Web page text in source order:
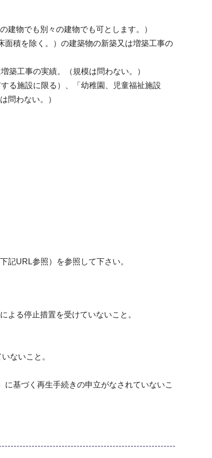
建物でも別々の建物でも可とします。）
面積を除く。）の建築物の新築又は増築工事の
築工事の実績。（規模は問わない。）
る施設に限る）、「幼稚園、児童福祉施設
問わない。）
記URL参照）を参照して下さい。
よる停止措置を受けていないこと。
ないこと。
基づく再生手続きの申立がなされていないこ